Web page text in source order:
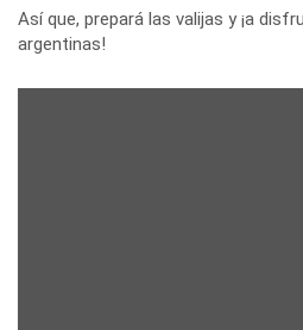
Así que, prepará las valijas y ¡a
argentinas!